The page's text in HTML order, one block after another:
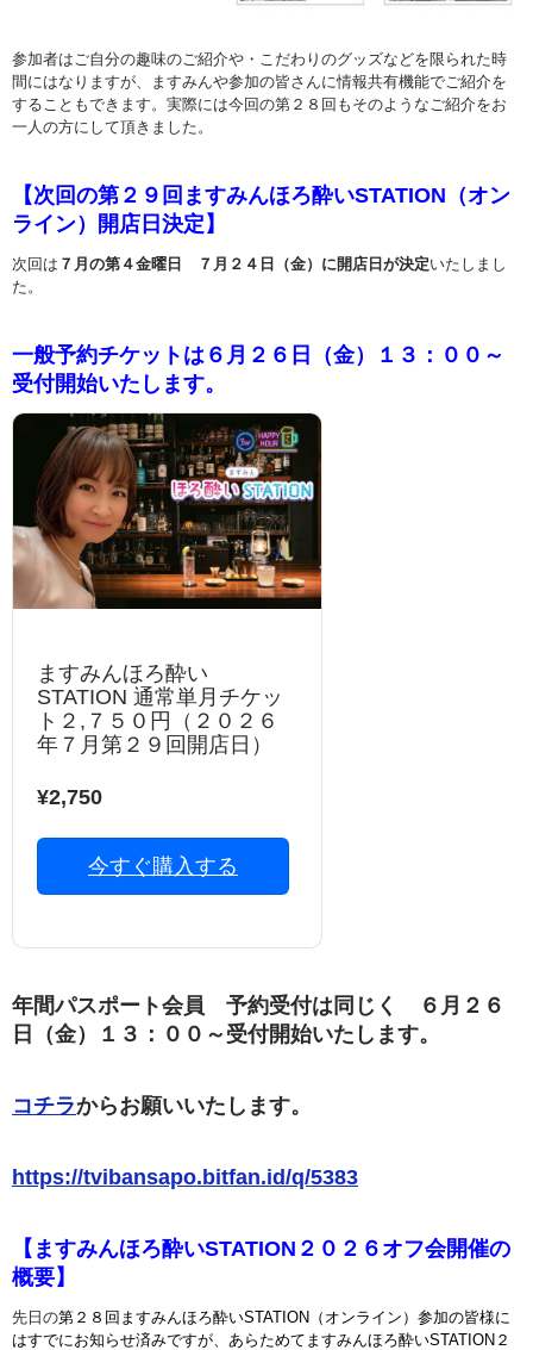
参加者はご自分の趣味のご紹介や・こだわりのグッズなどを限られた時
間にはなりますが、ますみんや参加の皆さんに情報共有機能でご紹介を
することもできます。実際には今回の第２８回もそのようなご紹介をお
一人の方にして頂きました。
【次回の第２９回ますみんほろ酔いSTATION（オン
ライン）開店日決定】
次回は ７月の第４金曜日 ７月２４日（金）に開店日が決定いたしまし
た。
一般予約チケットは６月２６日（金）１３：００～
受付開始いたします。
ますみんほろ酔い
STATION 通常単月チケッ
ト２,７５０円（２０２６
年７月第２９回開店日）
¥2,750
今すぐ購入する
年間パスポート会員 予約受付は同じく ６月２６
日（金）１３：００～受付開始いたします。
コチラからお願いいたします。
https://tvibansapo.bitfan.id/q/5383
【ますみんほろ酔いSTATION２０２６オフ会開催の
概要】
先日の第２８回ますみんほろ酔いSTATION（オンライン）参加の皆様に
はすでにお知らせ済みですが、あらためてますみんほろ酔いSTATION２